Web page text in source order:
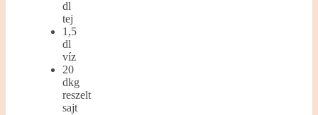
dl
tej
1,5
dl
víz
20
dkg
reszelt
sajt